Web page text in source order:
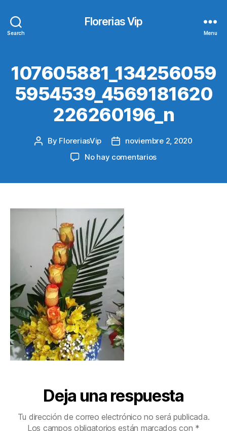
Search
Florerias Vip
Menu
107605881_134256059
5954539_4569181620
226260196_n
Post
By FloreriasVip
Postnoviembre 2, 2020
No hay comentariosen
Deja una respuesta
Tu dirección de correo electrónico no será publicada.
Los campos obligatorios están marcados con *